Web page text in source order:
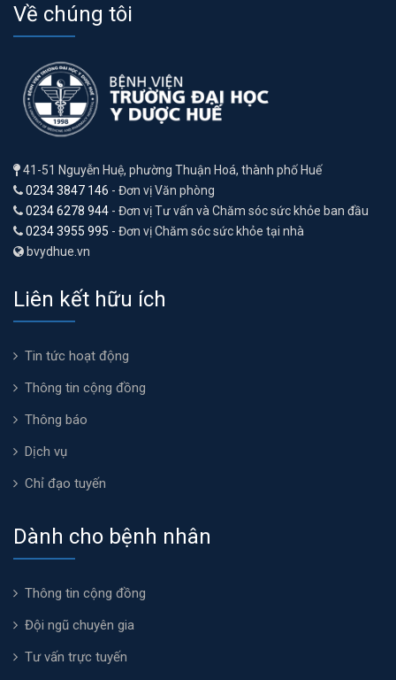
Về chúng tôi
41-51 Nguyễn Huệ, phường Thuận Hoá, thành phố Huế
0234 3847 146 - Đơn vị Văn phòng
0234 6278 944 - Đơn vị Tư vấn và Chăm sóc sức khỏe ban đầu
0234 3955 995 - Đơn vị Chăm sóc sức khỏe tại nhà
bvydhue.vn
Liên kết hữu ích
Tin tức hoạt động
Thông tin cộng đồng
Thông báo
Dịch vụ
Chỉ đạo tuyến
Dành cho bệnh nhân
Thông tin cộng đồng
Đội ngũ chuyên gia
Tư vấn trực tuyến